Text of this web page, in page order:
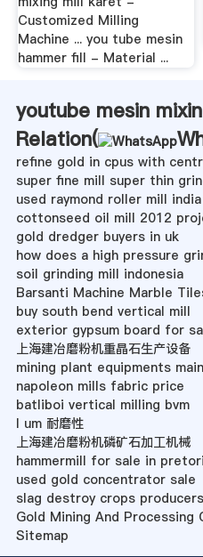
Customized Milling
Machine ... you tube mesin
hammer fill - Material ...
youtube mesin
Relation(
refine gold in cpus with
super fine mill super thin
used raymond roller mill india
cottonseed oil mill 2012
gold dredger buyers in uk
how does a high pressure
soil grinding mill indonesia
Barsanti Machine Marble
buy south bend vertical mill
exterior gypsum board for
上海建冶磨粉机重晶石生产设备
mining plant equipments
napoleon mills fabric price
batliboi vertical milling bvm
l um 耐磨性
上海建冶磨粉机磷矿石加工机械
hammermill for sale in
used gold concentrator sale
slag destroy crops
Gold Mining And Processing
Sitemap